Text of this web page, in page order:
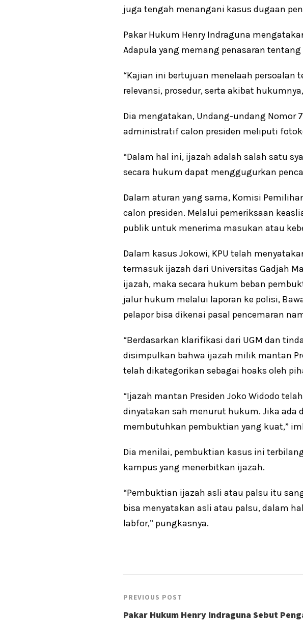
juga tengah menangani kasus dugaan
Pakar Hukum Henry Indraguna
Adapula yang memang penasaran
“Kajian ini bertujuan menelaah
relevansi, prosedur, serta akibat
Dia mengatakan, Undang-undang Nomor
administratif calon presiden meliputi
“Dalam hal ini, ijazah adalah salah satu
secara hukum dapat menggugurkan
Dalam aturan yang sama, Komisi
calon presiden. Melalui pemeriksaan
publik untuk menerima masukan atau
Dalam kasus Jokowi, KPU telah
termasuk ijazah dari Universitas Gadjah
ijazah, maka secara hukum beban
jalur hukum melalui laporan ke polisi,
pelapor bisa dikenai pasal pencemaran
“Berdasarkan klarifikasi dari UGM dan
disimpulkan bahwa ijazah milik mantan
telah dikategorikan sebagai hoaks oleh
“Ijazah mantan Presiden Joko Widodo
dinyatakan sah menurut hukum. Jika ada
membutuhkan pembuktian yang kuat,”
Dia menilai, pembuktian kasus ini
kampus yang menerbitkan ijazah.
“Pembuktian ijazah asli atau palsu itu
bisa menyatakan asli atau palsu, dalam
labfor,” pungkasnya.
PREVIOUS POST
Pakar Hukum Henry Indraguna Sebut